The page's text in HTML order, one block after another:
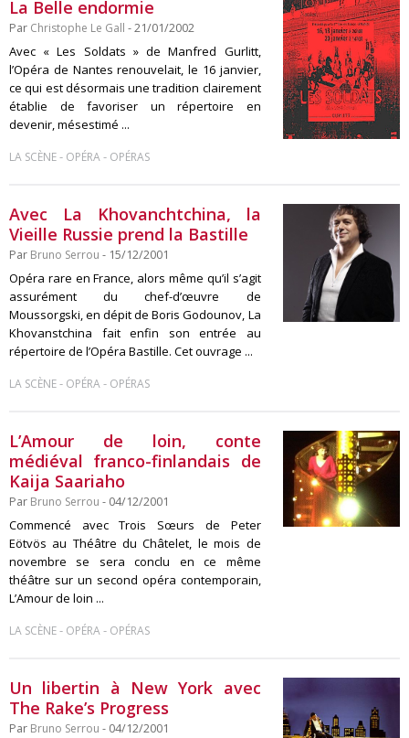
La Belle endormie
Par Christophe Le Gall - 21/01/2002
Avec « Les Soldats » de Manfred Gurlitt,
l’Opéra de Nantes renouvelait, le 16 janvier,
ce qui est désormais une tradition clairement
établie de favoriser un répertoire en
devenir, mésestimé ...
LA SCÈNE- OPÉRA- OPÉRAS
Avec La Khovanchtchina, la
Vieille Russie prend la Bastille
Par Bruno Serrou - 15/12/2001
Opéra rare en France, alors même qu’il s’agit
assurément du chef-d’œuvre de
Moussorgski, en dépit de Boris Godounov, La
Khovanstchina fait enfin son entrée au
répertoire de l’Opéra Bastille. Cet ouvrage ...
LA SCÈNE- OPÉRA- OPÉRAS
L’Amour de loin, conte
médiéval franco-finlandais de
Kaija Saariaho
Par Bruno Serrou - 04/12/2001
Commencé avec Trois Sœurs de Peter
Eötvös au Théâtre du Châtelet, le mois de
novembre se sera conclu en ce même
théâtre sur un second opéra contemporain,
L’Amour de loin ...
LA SCÈNE- OPÉRA- OPÉRAS
Un libertin à New York avec
The Rake’s Progress
Par Bruno Serrou - 04/12/2001